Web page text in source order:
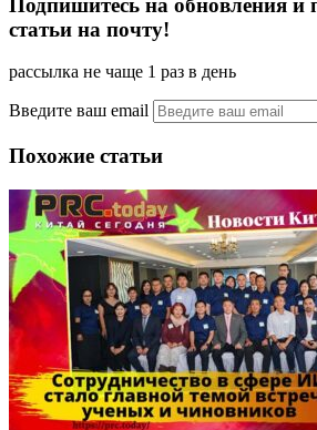
Подпишитесь на обновления и
статьи на почту!
рассылка не чаще 1 раз в день
Введите ваш email
Похожие статьи